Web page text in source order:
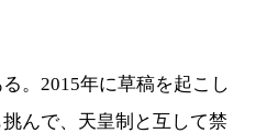
。2015年に草稿を起こし
んで、天皇制と互して禁